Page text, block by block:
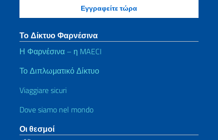
Το Δίκτυο Φαρνέσινα
Η Φαρνέσινα – η MAECI
Το Διπλωματικό Δίκτυο
Viaggiare sicuri
Dove siamo nel mondo
Οι θεσμοί